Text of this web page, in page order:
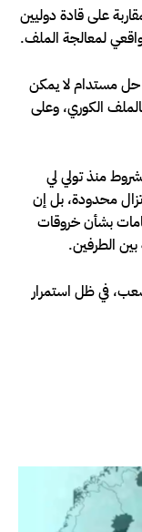
على قادة دوليين
لمعالجة الملف.
حل مستدام لا يمكن
الكوري، وعلى
منذ تولي لي
محدودة، بل إن
بشأن خروقات
الطرفين.
في ظل استمرار